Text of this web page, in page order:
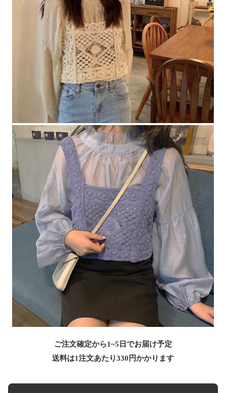
ご注文確定から1~5日でお届け予定
送料は1注文あたり330 円かかります